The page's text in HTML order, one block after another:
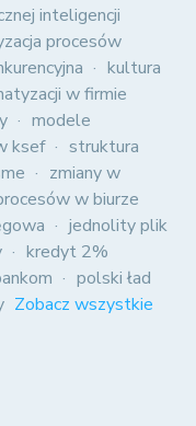
inteligencji
procesów
kultura
w firmie
modele
ksef
struktura
zmiany w
w biurze
jednolity plik
kredyt 2%
polski ład
Zobacz wszystkie